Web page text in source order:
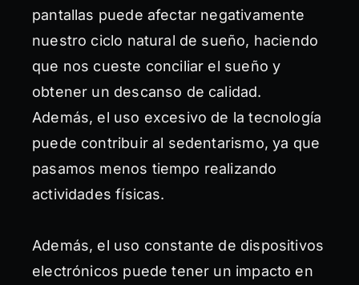
pantallas puede afectar negativamente
nuestro ciclo natural de sueño, haciendo
que nos cueste conciliar el sueño y
obtener un descanso de calidad.
Además, el uso excesivo de la tecnología
puede contribuir al sedentarismo, ya que
pasamos menos tiempo realizando
actividades físicas.
Además, el uso constante de dispositivos
electrónicos puede tener un impacto en